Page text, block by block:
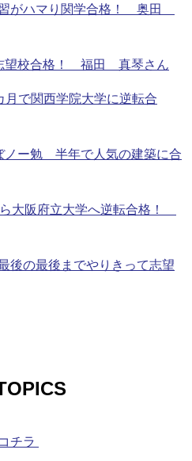
がハマり関学合格！ 奥田
望校合格！ 福田 真琴さん
で関西学院大学に逆転合
ノー勉 半年で人気の建築に合
大阪府立大学へ逆転合格！
後の最後までやりきって志望
チラ